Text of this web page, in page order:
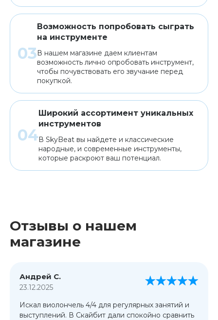
Возможность попробовать сыграть
на инструменте
В нашем магазине даем клиентам
возможность лично опробовать инструмент,
чтобы почувствовать его звучание перед
покупкой.
Широкий ассортимент уникальных
инструментов
В SkyBeat вы найдете и классические
народные, и современные инструменты,
которые раскроют ваш потенциал.
Отзывы о нашем
магазине
Андрей С.
23.12.2025
Искал виолончель 4/4 для регулярных занятий и
выступлений. В Скайбит дали спокойно сравнить